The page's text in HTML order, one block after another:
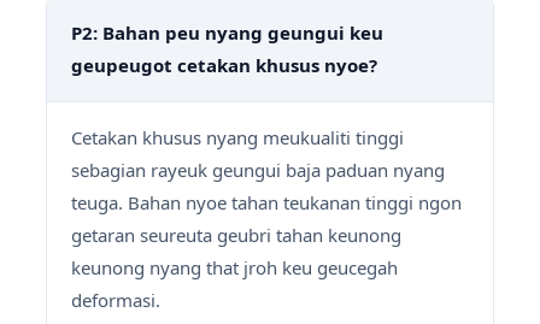
P2: Bahan peu nyang geungui keu
geupeugot cetakan khusus nyoe?
Cetakan khusus nyang meukualiti tinggi
sebagian rayeuk geungui baja paduan nyang
teuga. Bahan nyoe tahan teukanan tinggi ngon
getaran seureuta geubri tahan keunong
keunong nyang that jroh keu geucegah
deformasi.